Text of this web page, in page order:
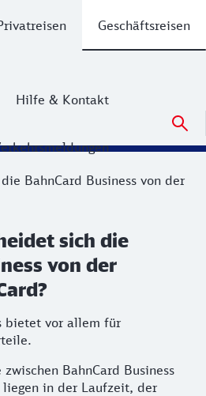
Geschäftsreisen
Hilfe & Kontakt
BahnCard Business von der
sich die
von der
bietet vor allem für
BahnCard Business
in der Laufzeit, der